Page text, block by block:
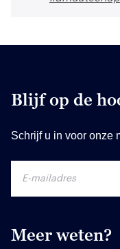
Blijf op de
Schrijf u in voor onze
Meer weten?